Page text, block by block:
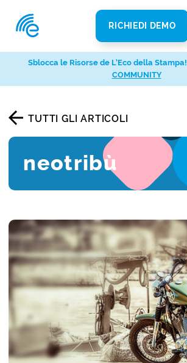
RICHIEDI DEMO
TUTTI GLI ARTICOLI
neotribù
Sblocca le Risorse de L’Eco della Stampa!
COMMUNITY